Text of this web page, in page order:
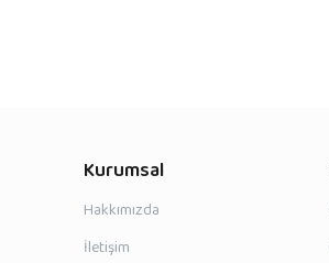
Kurumsal
Hakkımızda
İletişim